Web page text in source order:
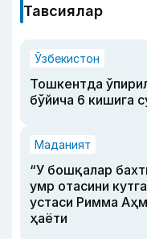
Тавсиялар
Ўзбекистон
Тошкентда
бўйича 6 кишига
Маданият
“У бошқалар
умр отасини
устаси Римма
ҳаёти